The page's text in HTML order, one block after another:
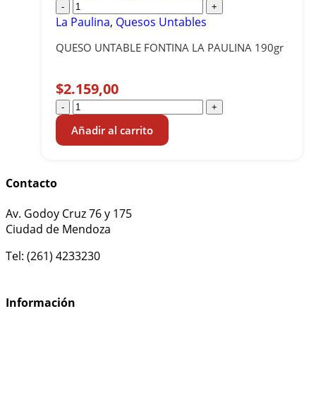
- +
La Paulina, Quesos Untables
QUESO UNTABLE FONTINA LA PAULINA 190gr
$2.159,00
- +
Añadir al carrito
Contacto
Av. Godoy Cruz 76 y 175
Ciudad de Mendoza
Tel: (261) 4233230
Información